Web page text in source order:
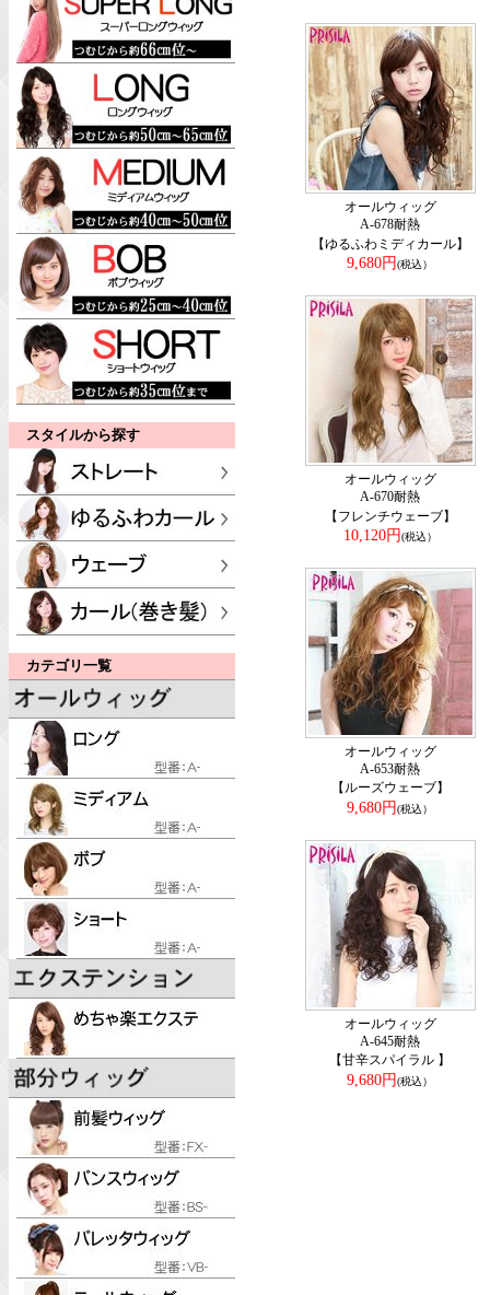
スタイルから探す
カテゴリ一覧
オールウィッグ
A-678耐熱
【ゆるふわミディカール】
9,680円(税込）
オールウィッグ
A-670耐熱
【フレンチウェーブ】
10,120円(税込）
オールウィッグ
A-653耐熱
【ルーズウェーブ】
9,680円(税込）
オールウィッグ
A-645耐熱
【甘辛スパイラル 】
9,680円(税込）